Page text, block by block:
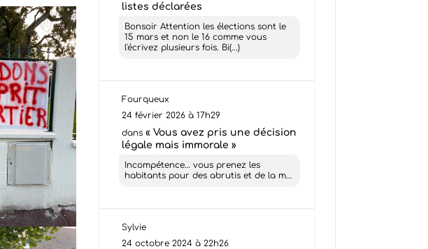
listes déclarées
Bonsoir Attention les élections sont le
15 mars et non le 16 comme vous
l'écrivez plusieurs fois. Bi(...)
Fourqueux
24 février 2026 à 17h29
dans « Vous avez pris une décision
légale mais immorale »
Incompétence… vous prenez les
habitants pour des abrutis et de la m...
Sylvie
24 octobre 2024 à 22h26